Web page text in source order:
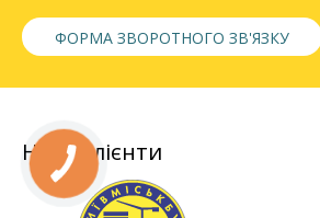
ФОРМА ЗВОРОТНОГО ЗВ'ЯЗКУ
Наші клієнти